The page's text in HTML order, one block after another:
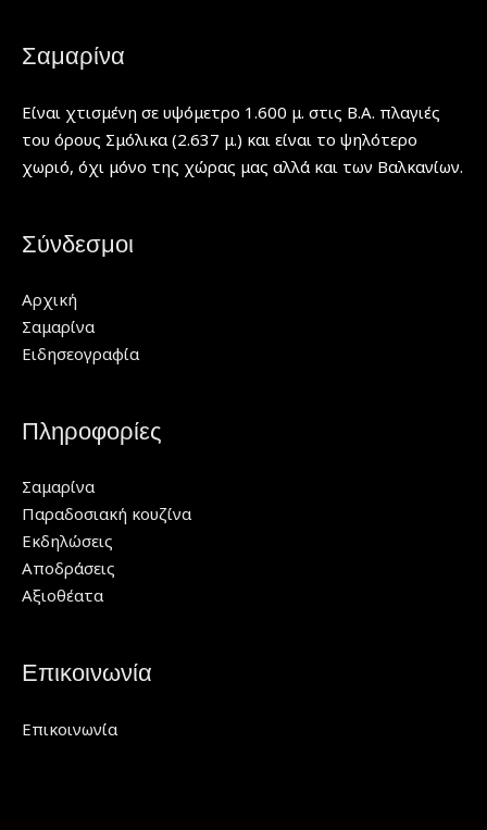
Σαμαρίνα
Είναι χτισμένη σε υψόμετρο 1.600 μ. στις Β.Α. πλαγιές
του όρους Σμόλικα (2.637 μ.) και είναι το ψηλότερο
χωριό, όχι μόνο της χώρας μας αλλά και των Βαλκανίων.
Σύνδεσμοι
Αρχική
Σαμαρίνα
Ειδησεογραφία
Πληροφορίες
Σαμαρίνα
Παραδοσιακή κουζίνα
Εκδηλώσεις
Αποδράσεις
Αξιοθέατα
Επικοινωνία
Επικοινωνία